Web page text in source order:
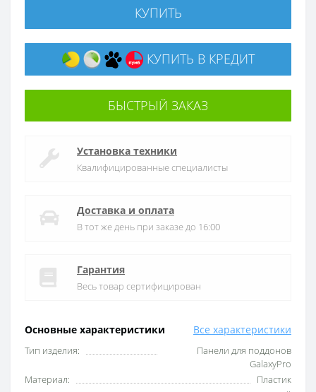
Основные характеристики Все характеристики
Тип изделия:
Панели для поддонов
GalaxyPro
Материал:
Пластик
КУПИТЬ
КУПИТЬ В КРЕДИТ
БЫСТРЫЙ ЗАКАЗ
Установка техники
Квалифицированные специалисты
Доставка и оплата
В тот же день при заказе до 16:00
Гарантия
Весь товар сертифицирован